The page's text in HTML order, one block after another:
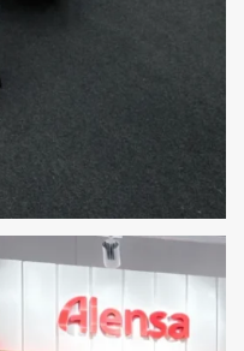
W KIELCACH